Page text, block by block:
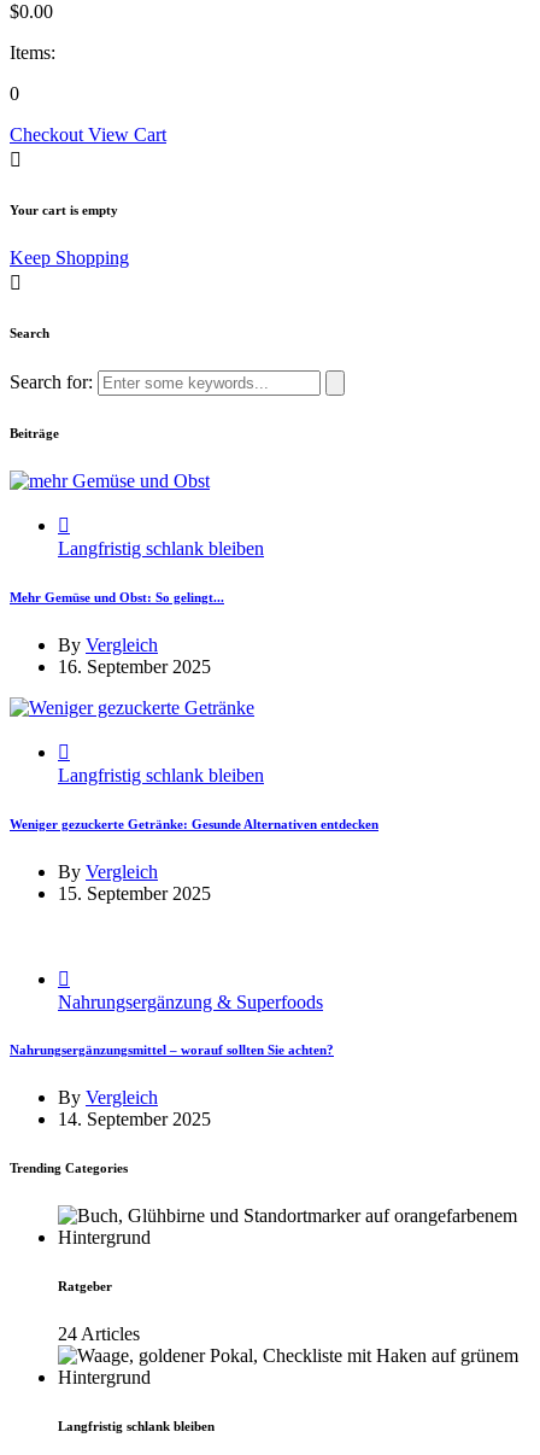
$0.00
Items:
0
Checkout View Cart
Your cart is empty
Keep Shopping
Search
Search for:
Beiträge
Langfristig schlank bleiben
Mehr Gemüse und Obst: So gelingt...
By Vergleich
16. September 2025
Langfristig schlank bleiben
Weniger gezuckerte Getränke: Gesunde Alternativen entdecken
By Vergleich
15. September 2025
Nahrungsergänzung & Superfoods
Nahrungsergänzungsmittel – worauf sollten Sie achten?
By Vergleich
14. September 2025
Trending Categories
Ratgeber
24 Articles
Langfristig schlank bleiben